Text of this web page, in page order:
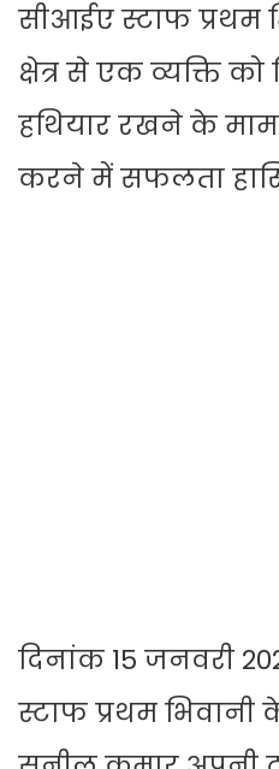
सीआईए स्टाफ प्रथम
क्षेत्र से एक व्यक्ति
हथियार रखने के
करने में सफलता
दिनांक 15 जनवरी
स्टाफ प्रथम भिवानी